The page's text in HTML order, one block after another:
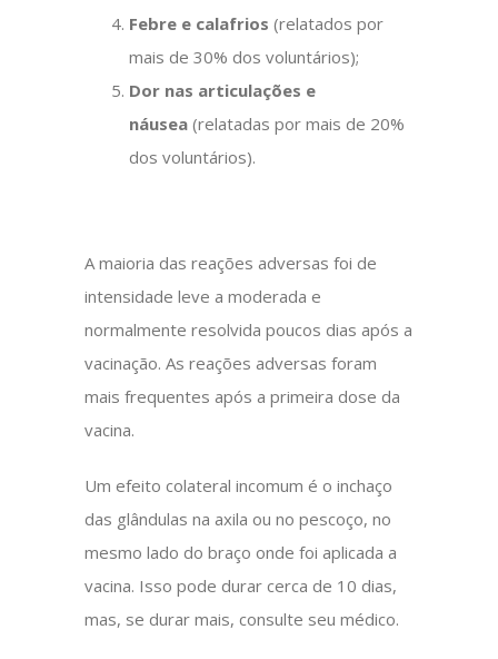
Febre e calafrios (relatados por
mais de 30% dos voluntários);
Dor nas articulações e
náusea (relatadas por mais de 20%
dos voluntários).
A maioria das reações adversas foi de
intensidade leve a moderada e
normalmente resolvida poucos dias após a
vacinação.As reações adversas foram
mais frequentes após a primeira dose da
vacina.
Um efeito colateral incomum é oinchaço
das glândulas na axila ou no pescoço, no
mesmo lado do braço onde foi aplicada a
vacina. Isso pode durar cerca de 10 dias,
mas, se durar mais, consulte seu médico.